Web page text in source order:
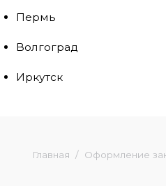
Пермь
Волгоград
Иркутск
Главная Оформление